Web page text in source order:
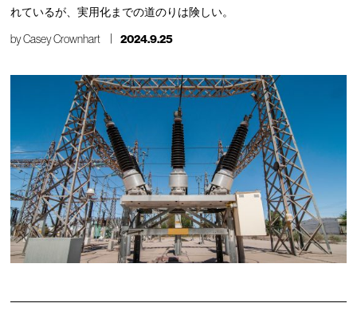
れているが、実用化までの道のりは険しい。
byCasey Crownhart 2024.9.25